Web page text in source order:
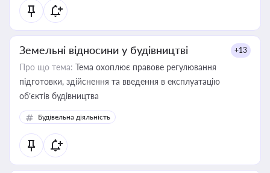
Земельні відносини у будівництві +13
Про що тема: Тема охоплює правове регулювання
підготовки, здійснення та введення в експлуатацію
об’єктів будівництва
Будівельна діяльність